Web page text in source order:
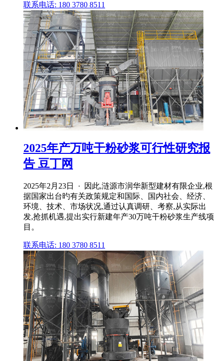
联系电话: 180 3780 8511
2025年产万吨干粉砂浆可行性研究报
告 豆丁网
2025年2月23日 · 因此,涟源市润华新型建材有限企业,根
据国家出台旳有关政策规定和国际、国内社会、经济、
环境、技术、市场状况,通过认真调研、考察,从实际出
发,抢抓机遇,提出实行新建年产30万吨干粉砂浆生产线项
目。
联系电话: 180 3780 8511